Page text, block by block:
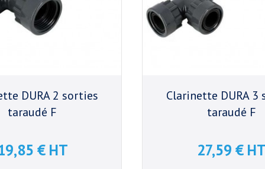
DURA 2 sorties
taraudé F
Prix
€ HT
Clarinette DURA 3
taraudé F
Prix
27,59 € HT